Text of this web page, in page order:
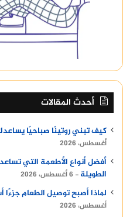
أحدث المقالات
كيف تبني روتينًا صباحيًا
أغسطس، 2026
أفضل أنواع الأطعمة التي
الطويلة
6 أغسطس، 2026
لماذا أصبح توصيل الطعام جزءًا
أغسطس، 2026